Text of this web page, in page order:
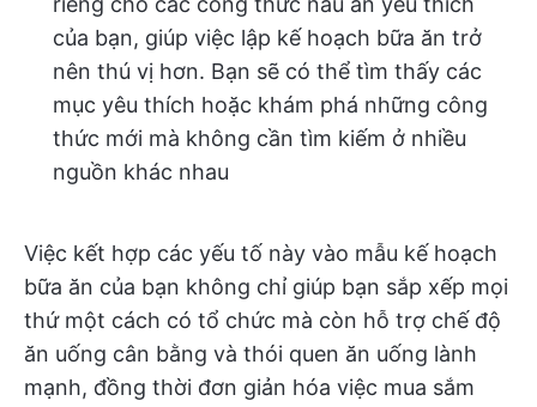
của bạn, giúp việc lập kế hoạch bữa ăn trở
nên thú vị hơn. Bạn sẽ có thể tìm thấy các
mục yêu thích hoặc khám phá những công
thức mới mà không cần tìm kiếm ở nhiều
nguồn khác nhau
Việc kết hợp các yếu tố này vào mẫu kế hoạch
bữa ăn của bạn không chỉ giúp bạn sắp xếp mọi
thứ một cách có tổ chức mà còn hỗ trợ chế độ
ăn uống cân bằng và thói quen ăn uống lành
mạnh, đồng thời đơn giản hóa việc mua sắm